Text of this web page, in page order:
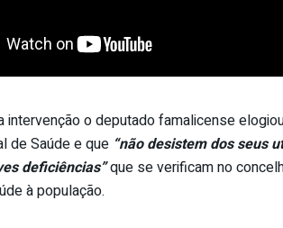
intervenção o deputado famalicense
de Saúde e que “não desistem dos seus
deficiências”que se verificam no
à população.